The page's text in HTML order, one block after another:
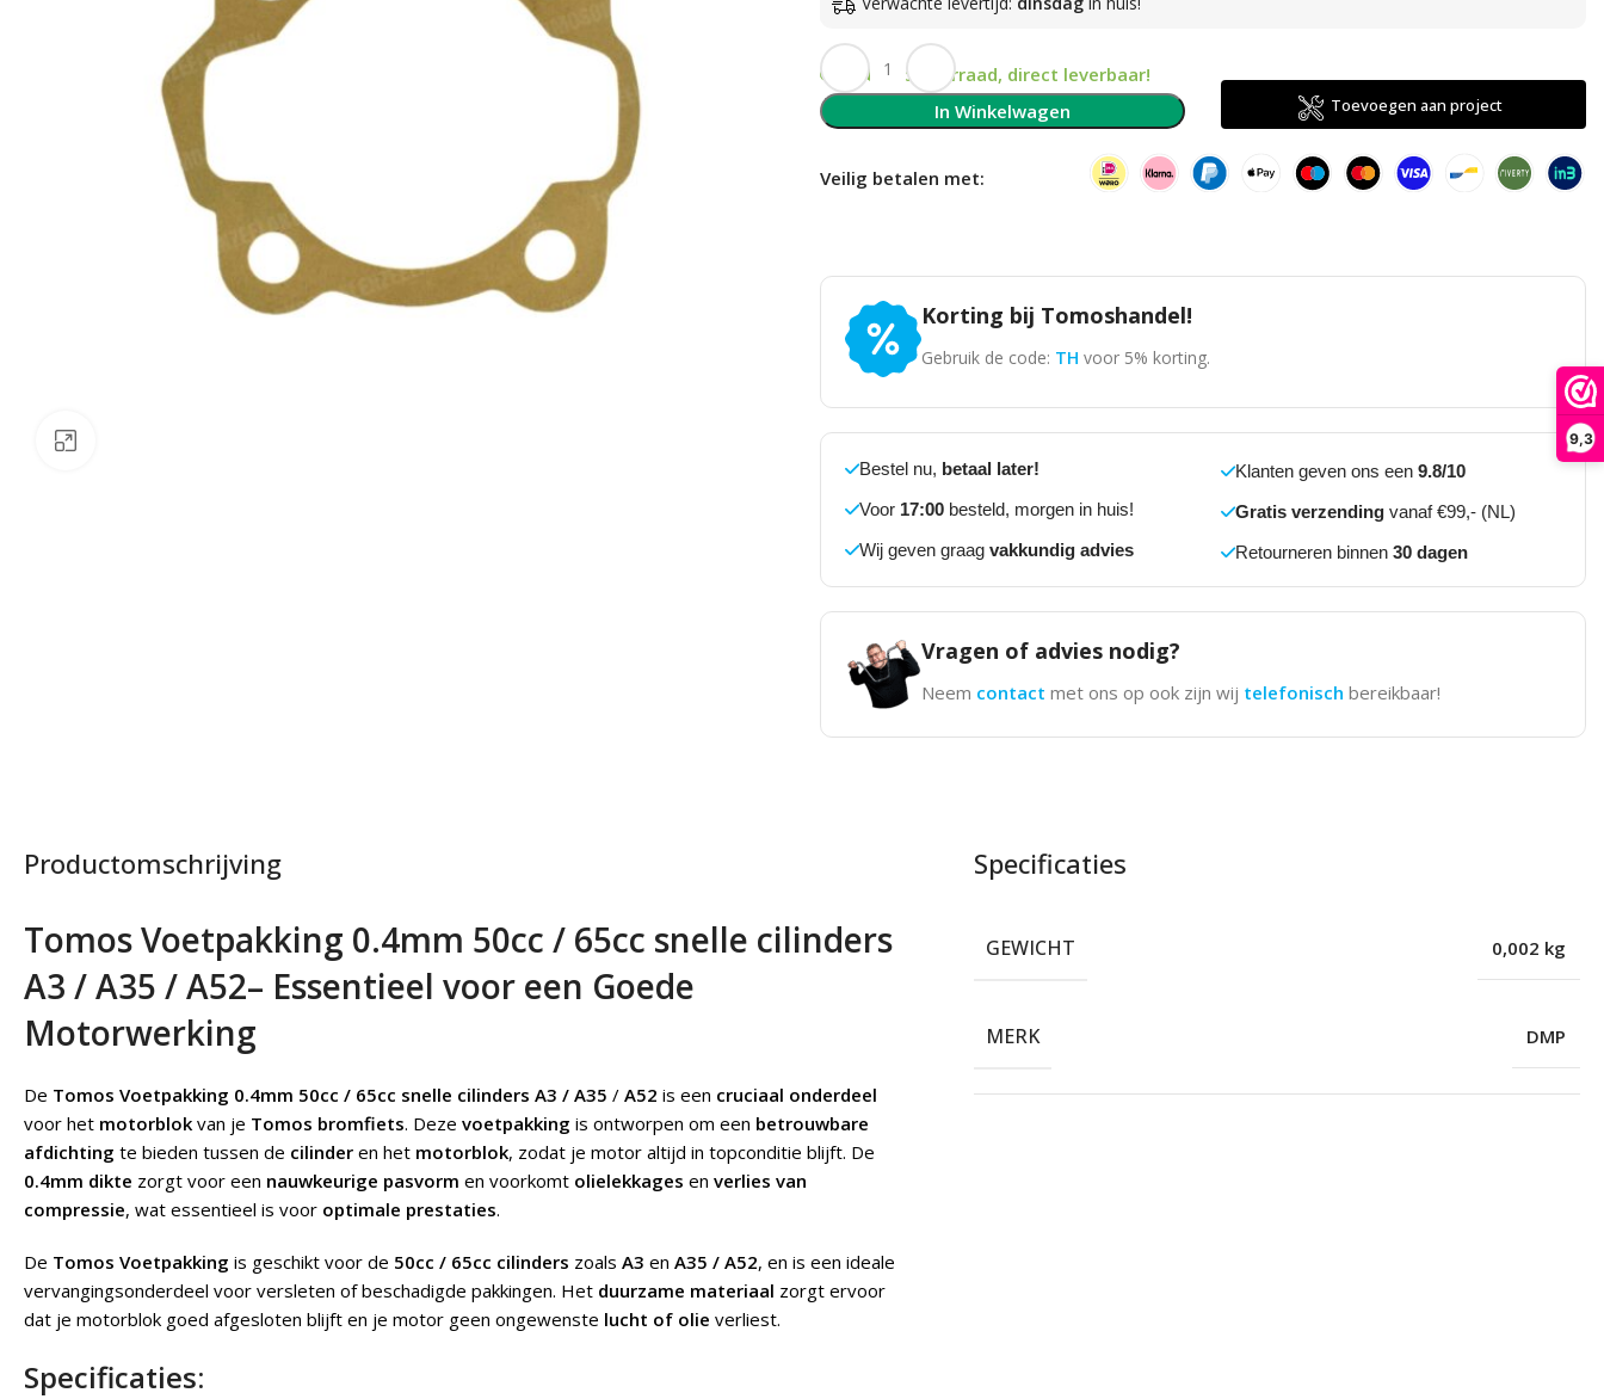
9,3
Op voorraad, direct leverbaar!
In Winkelwagen
Toevoegen aan project
Veilig betalen met:
Korting bij Tomoshandel!
Gebruik de code: TH voor 5% korting.
Bestel nu, betaal later!
Voor 17:00besteld, morgen in huis!
Wij geven graag vakkundig advies
Klanten geven ons een 9.8/10
Gratis verzendingvanaf €99,- (NL)
Retourneren binnen 30 dagen
Vragen of advies nodig?
Neem contact met ons op ook zijn wij telefonisch bereikbaar!
Productomschrijving
Tomos Voetpakking 0.4mm 50cc / 65cc snelle cilinders
A3 / A35 / A52– Essentieel voor een Goede
Motorwerking
De Tomos Voetpakking 0.4mm 50cc / 65cc snelle cilinders A3 / A35 / A52 is een cruciaal onderdeel
voor het motorblok van je Tomos bromfiets. Deze voetpakking is ontworpen om een betrouwbare
afdichting te bieden tussen de cilinder en het motorblok, zodat je motor altijd in topconditie blijft. De
0.4mm dikte zorgt voor een nauwkeurige pasvorm en voorkomt olielekkages en verlies van
compressie, wat essentieel is voor optimale prestaties.
De Tomos Voetpakking is geschikt voor de 50cc / 65cc cilinders zoals A3 en A35 / A52, en is een ideale
vervangingsonderdeel voor versleten of beschadigde pakkingen. Het duurzame materiaal zorgt ervoor
dat je motorblok goed afgesloten blijft en je motor geen ongewenste lucht of olie verliest.
Specificaties:
Specificaties
GEWICHT 0,002 kg
MERK DMP